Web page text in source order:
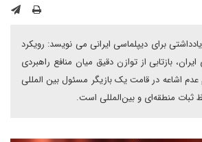
برای دیپلماسی ایرانی می نویسد: رویکرد
بازتابی از توازن دقیق میان منافع راهبردی
عدم اشاعه در قامت یک بازیگر مسئول بین المللی
منطقه‌ای و بین‌المللی است.